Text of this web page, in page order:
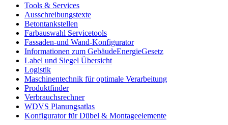
Tools & Services
Ausschreibungstexte
Betontankstellen
Farbauswahl Servicetools
Fassaden-und Wand-Konfigurator
Informationen zum GebäudeEnergieGesetz
Label und Siegel Übersicht
Logistik
Maschinentechnik für optimale Verarbeitung
Produktfinder
Verbrauchsrechner
WDVS Planungsatlas
Konfigurator für Dübel & Montageelemente